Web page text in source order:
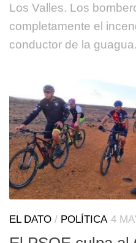
Los Valles. Los
completamente el
conductor de la guagua.
EL DATO / POLÍTICA 4